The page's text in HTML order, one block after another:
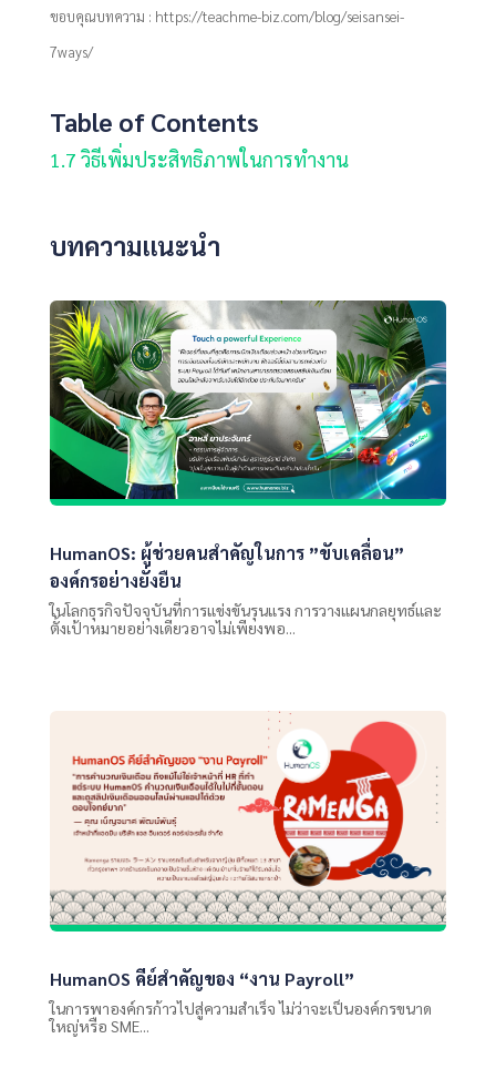
ขอบคุณบทความ : https://teachme-biz.com/blog/seisansei-
7ways/
Table of Contents
1.7 วิธีเพิ่มประสิทธิภาพในการทำงาน
บทความแนะนำ
HumanOS: ผู้ช่วยคนสำคัญในการ ”ขับเคลื่อน”
องค์กรอย่างยั่งยืน
ในโลกธุรกิจปัจจุบันที่การแข่งขันรุนแรง การวางแผนกลยุทธ์และ
ตั้งเป้าหมายอย่างเดียวอาจไม่เพียงพอ...
HumanOS คีย์สำคัญของ “งาน Payroll”
ในการพาองค์กรก้าวไปสู่ความสำเร็จ ไม่ว่าจะเป็นองค์กรขนาด
ใหญ่หรือ SME...